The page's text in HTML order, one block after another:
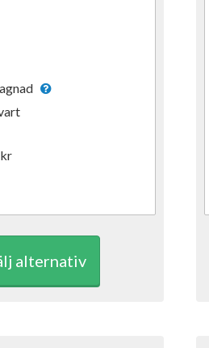
kr
alternativ